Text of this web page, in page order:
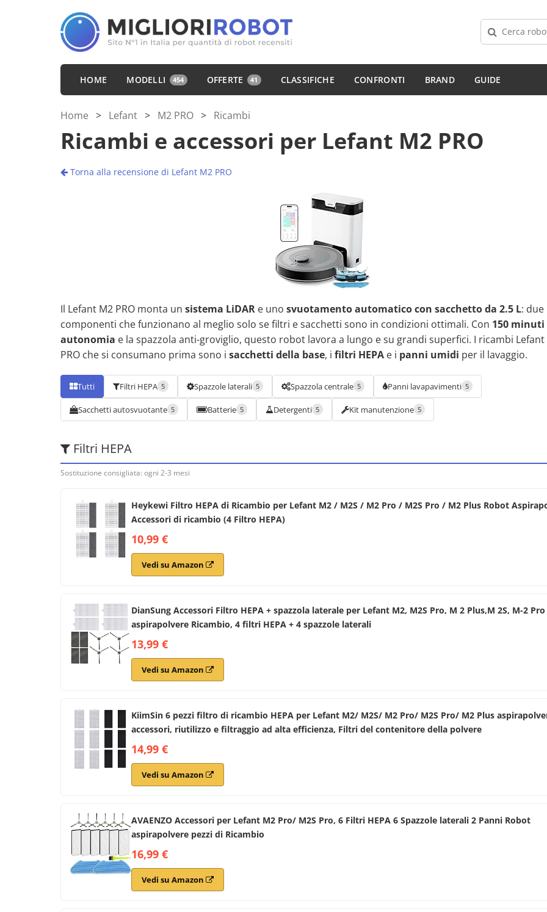
HOME MODELLI 454 OFFERTE 41 CLASSIFICHE CONFRONTI BRAND GUIDE
Home > Lefant > M2 PRO > Ricambi
Ricambi e accessori per Lefant M2 PRO
Torna alla recensione di Lefant M2 PRO
Il Lefant M2 PRO monta un sistema LiDAR e uno svuotamento automatico con sacchetto da 2.5 L: due
componenti che funzionano al meglio solo se filtri e sacchetti sono in condizioni ottimali. Con 150 minuti
autonomia e la spazzola anti-groviglio, questo robot lavora a lungo e su grandi superfici. I ricambi Lefant
PRO che si consumano prima sono i sacchetti della base, i filtri HEPA e i panni umidi per il lavaggio.
Tutti Filtri HEPA 5 Spazzole laterali 5 Spazzola centrale 5 Panni lavapavimenti 5
Sacchetti autosvuotante 5 Batterie 5 Detergenti 5 Kit manutenzione 5
Filtri HEPA
Sostituzione consigliata: ogni 2-3 mesi
Heykewi Filtro HEPA di Ricambio per Lefant M2 / M2S / M2 Pro / M2S Pro / M2 Plus Robot
Accessori di ricambio (4 Filtro HEPA)
10,99 €
Vedi su Amazon
DianSung Accessori Filtro HEPA + spazzola laterale per Lefant M2, M2S Pro, M 2 Plus,M 2S, M-2
aspirapolvere Ricambio, 4 filtri HEPA + 4 spazzole laterali
13,99 €
Vedi su Amazon
KiimSin 6 pezzi filtro di ricambio HEPA per Lefant M2/ M2S/ M2 Pro/ M2S Pro/ M2 Plus
accessori, riutilizzo e filtraggio ad alta efficienza, Filtri del contenitore della polvere
14,99 €
Vedi su Amazon
AVAENZO Accessori per Lefant M2 Pro/ M2S Pro, 6 Filtri HEPA 6 Spazzole laterali 2 Panni Robot
aspirapolvere pezzi di Ricambio
16,99 €
Vedi su Amazon